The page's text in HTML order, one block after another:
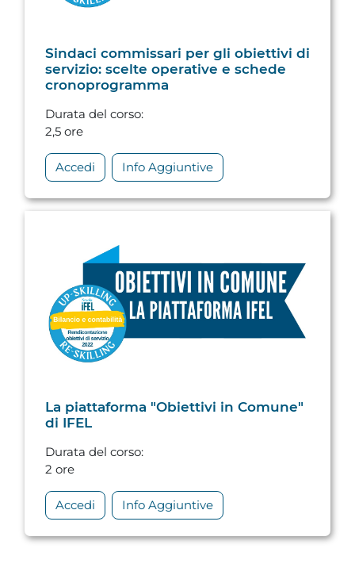
Sindaci commissari per gli obiettivi di
servizio: scelte operative e schede
cronoprogramma
Durata del corso:
2,5 ore
Accedi Info Aggiuntive
La piattaforma "Obiettivi in Comune"
di IFEL
Durata del corso:
2 ore
Accedi Info Aggiuntive